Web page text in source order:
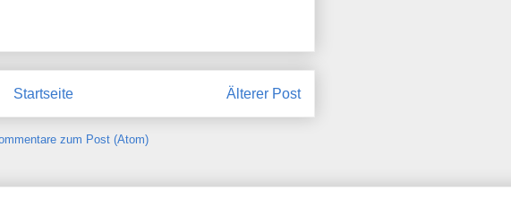
Älterer Post
Startseite
zum Post (Atom)